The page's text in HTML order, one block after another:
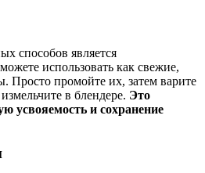
способов является
использовать как свежие,
Просто промойте их, затем варите
в блендере. Это
усвояемость и сохранение